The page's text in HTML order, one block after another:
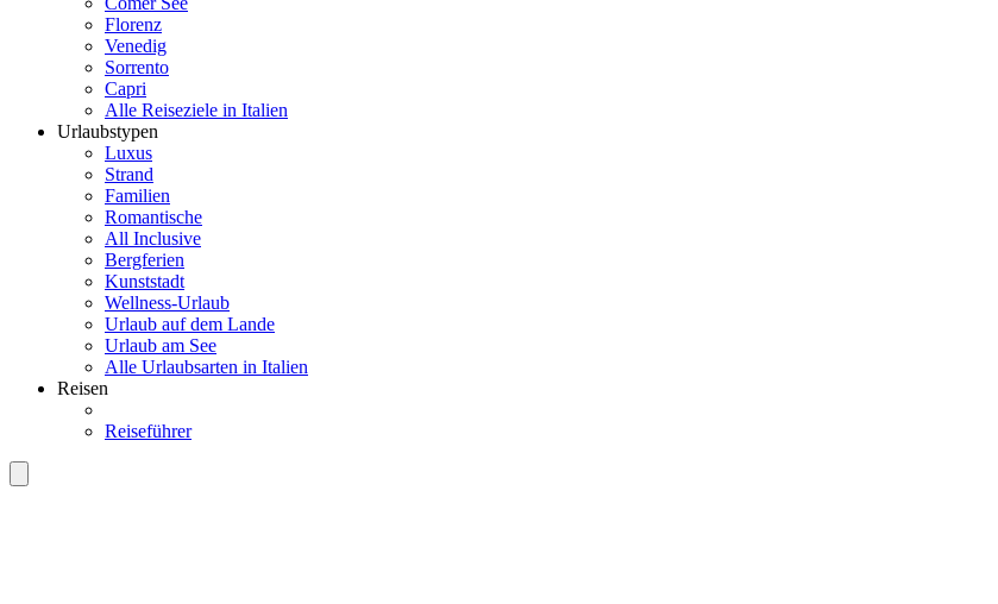
Florenz
Venedig
Sorrento
Capri
Alle Reiseziele in Italien
Urlaubstypen
Luxus
Strand
Familien
Romantische
All Inclusive
Bergferien
Kunststadt
Wellness-Urlaub
Urlaub auf dem Lande
Urlaub am See
Alle Urlaubsarten in Italien
Reisen
Reiseführer